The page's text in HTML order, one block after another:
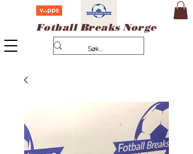
Fotball Breaks Norge